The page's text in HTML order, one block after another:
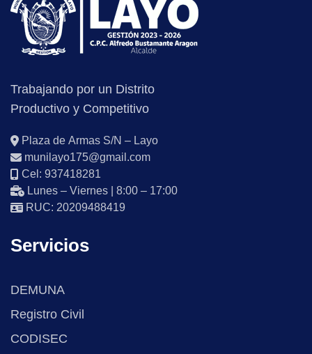
Trabajando por un Distrito
Productivo y Competitivo
Plaza de Armas S/N – Layo
munilayo175@gmail.com
Cel: 937418281
Lunes – Viernes | 8:00 – 17:00
RUC: 20209488419
Servicios
DEMUNA
Registro Civil
CODISEC